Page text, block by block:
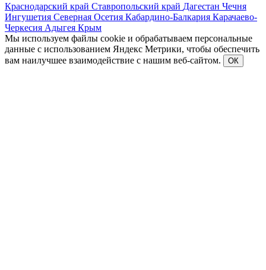
Краснодарский край Ставропольский край Дагестан Чечня
Ингушетия Северная Осетия Кабардино-Балкария Карачаево-
Черкесия Адыгея Крым
Мы используем файлы cookie и обрабатываем персональные
данные с использованием Яндекс Метрики, чтобы обеспечить
вам наилучшее взаимодействие с нашим веб-сайтом.
ОК